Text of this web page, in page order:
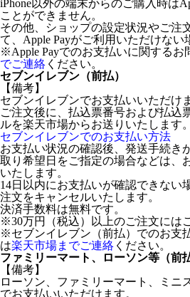
iPhone以外の端末からのご購入時は
ことができません。
その他、ショップの設定状況やご注
て、Apple Payがご利用いただけない
※Apple Payでのお支払いに関するお
でご連絡 ください。
セブンイレブン（前払）
【備考】
セブンイレブンでお支払いいただけ
ご注文後に、払込票番号および払込
ルを楽天市場からお送りいたします。
セブンイレブンでのお支払い方法
お支払い状況の確認後、発送手続き
取り希望日をご指定の場合などは、
いたします。
14日以内にお支払いが確認できない
注文をキャンセルいたします。
決済手数料は無料です。
※30万円（税込）以上のご注文には
※セブンイレブン（前払）でのお支
は楽天市場までご連絡 ください。
ファミリーマート、ローソン等（前払
【備考】
ローソン、ファミリーマート、ミニ
でお支払いいただけます。